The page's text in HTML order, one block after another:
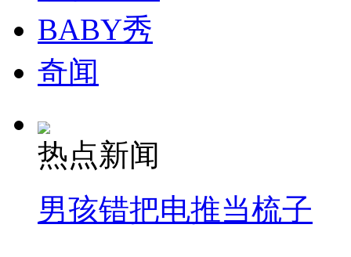
BABY秀
奇闻
热点新闻
男孩错把电推当梳子